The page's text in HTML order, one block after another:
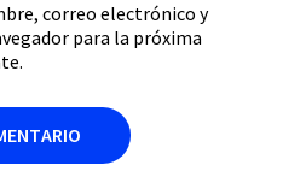
correo electrónico y
para la próxima